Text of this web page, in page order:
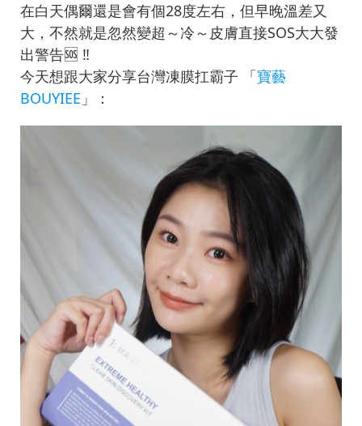
在白天偶爾還是會有個28度左右，但早晚溫差又
大，不然就是忽然變超～冷～皮膚直接SOS大大發
出警告🆘 ‼️
今天想跟大家分享台灣凍膜扛霸子 「寶藝
BOUYIEE 」：